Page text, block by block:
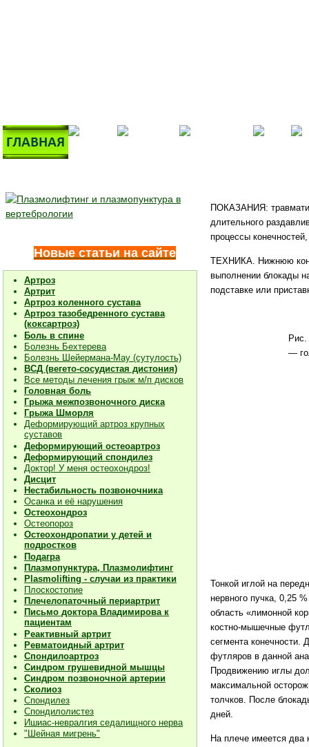
Новые статьи на сайте
Артроз
Артрит
Артроз коленного сустава
Артроз тазобедренного сустава
(коксартроз)
Боль в спине
Болезнь Бехтерева
Болезнь Шейермана-Мау (сутулость)
ВСД (вегето-сосудистая дистония)
Все методы лечения грыж м/п дисков
Головная боль
Грыжа межпозвоночного диска
Грыжа Шморля
Деформирующий артроз крупных
суставов
Деформирующий остеоартроз
Деформирующий спондилез
Доктор! У меня остеохондроз!
Дисцит
Нестабильность позвоночника
Осанка и её нарушения
Остеохондроз
Остеопороз
Остеохондропатии у детей и
подростков
Подагра
Плазмопунктура, Плазмолифтинг
Plasmolifting - случаи из практики
Плоскостопие
Плечелопаточный периартрит
Письмо доктора Владимирова к
пациентам
Реактивный артрит
Ревматоидный артрит
Спондилоартроз
Синдром грушевидной мышцы
Синдром позвоночной артерии
Сколиоз
Спондилез
Спондилолистез
Ишиас-невралгия седалищного нерва
"Шейная мигрень"
ПОКАЗАНИЯ:
длительного
процессы
ТЕХНИКА. Нижнюю
выполнении блокады
подс­тавке или
—
Тонкой иглой на
нерв­ного пучка, 0,25
область «ли­монной
костно-мышеч­ные
сегмента конеч­ности.
футляров в данной
Продвижению иглы
максимальной
толчков. После
дней.
На плече имеется